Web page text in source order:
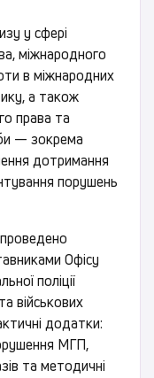
у сфері
міжнародного
в міжнародних
а також
права та
— зокрема
дотримання
порушень
Офісу
поліції
військових
додатки:
МГП,
та методичні